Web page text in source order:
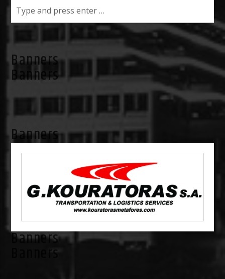
Banners
Banners
Banners
Banners
Banners